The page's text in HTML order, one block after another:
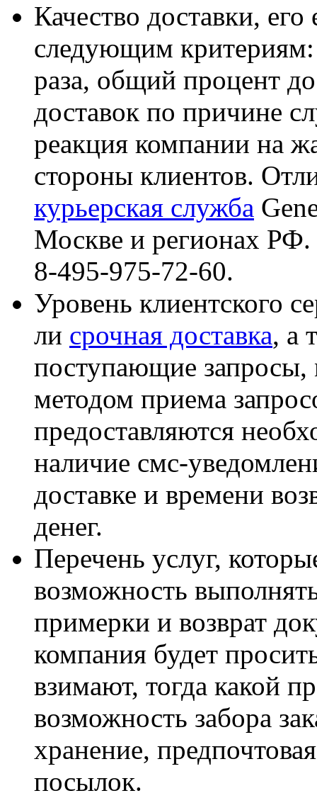
Качество доставки,
следующим критериям:
раза, общий процент
доставок по причине
реакция компании на
стороны клиентов.
курьерская служба
Москве и регионах РФ.
8-495-975-72-60.
Уровень клиентского
ли срочная доставка, а
поступающие запросы,
методом приема
предоставляются
наличие смс-
доставке и времени
денег.
Перечень услуг,
возможность
примерки и возврат
компания будет
взимают, тогда какой
возможность забора
хранение,
посылок.